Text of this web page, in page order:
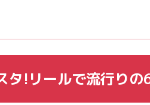
!リールで流行りの